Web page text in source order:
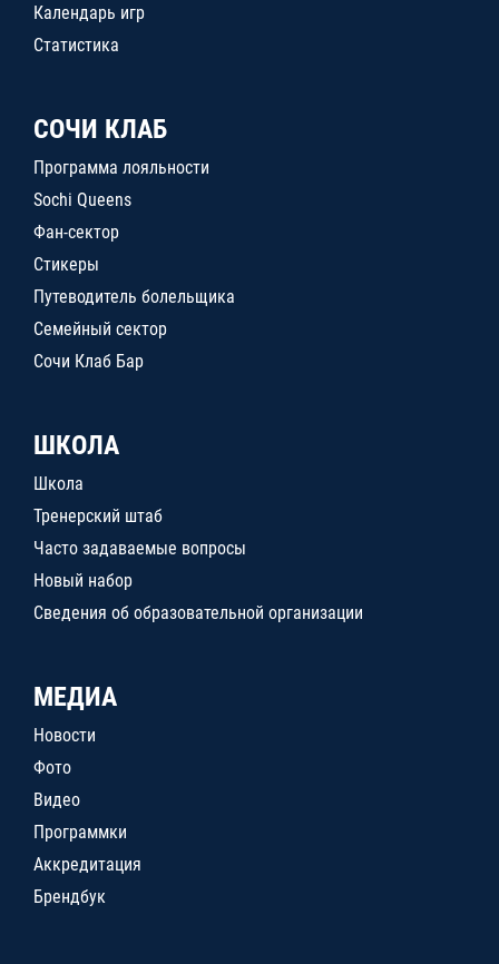
Календарь игр
Статистика
СОЧИ КЛАБ
Программа лояльности
Sochi Queens
Фан-сектор
Стикеры
Путеводитель болельщика
Семейный сектор
Сочи Клаб Бар
ШКОЛА
Школа
Тренерский штаб
Часто задаваемые вопросы
Новый набор
Сведения об образовательной организации
МЕДИА
Новости
Фото
Видео
Программки
Аккредитация
Брендбук